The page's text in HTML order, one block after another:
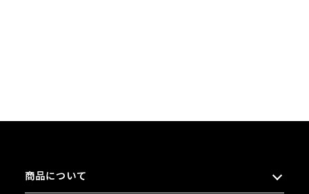
商品について